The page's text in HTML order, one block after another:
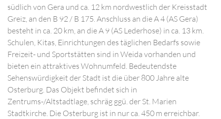
südlich von Gera und ca. 12 km nordwestlich der Kreisstadt
Greiz, an den B 92 / B 175. Anschluss an die A 4 (AS Gera)
besteht in ca. 20 km, an die A 9 (AS Lederhose) in ca. 13 km.
Schulen, Kitas, Einrichtungen des täglichen Bedarfs sowie
Freizeit- und Sportstätten sind in Weida vorhanden und
bieten ein attraktives Wohnumfeld. Bedeutendste
Sehenswürdigkeit der Stadt ist die über 800 Jahre alte
Osterburg. Das Objekt befindet sich in
Zentrums-/Altstadtlage, schräg ggü. der St. Marien
Stadtkirche. Die Osterburg ist in nur ca. 450 m erreichbar.